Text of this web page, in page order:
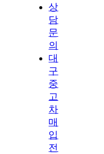
상
담
문
의
대
구
중
고
차
매
입
전